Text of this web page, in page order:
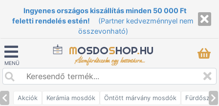
Ingyenes országos kiszállítás minden 50 000 Ft
feletti rendelés estén!
(Partner kedvezménnyel nem
összevonható)
MENÜ
MOSDOSHOP.HU
Álomfürdőszoba egy kattintásra...
Akciók Kerámia mosdók Öntött márvány mosdók